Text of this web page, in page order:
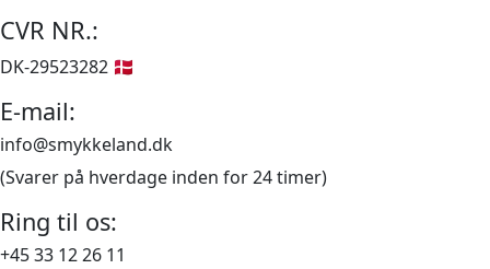
CVR NR.:
DK-29523282 🇩🇰
E-mail:
info@smykkeland.dk
(Svarer på hverdage inden for 24 timer)
Ring til os:
+45 33 12 26 11